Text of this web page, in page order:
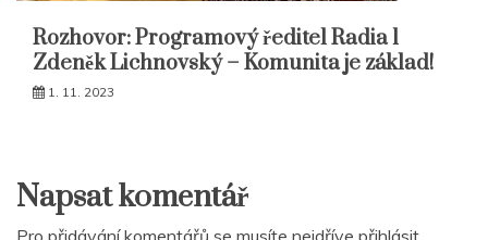
Rozhovor: Programový ředitel Radia 1
Zdeněk Lichnovský – Komunita je základ!
1. 11. 2023
Napsat komentář
Pro přidávání komentářů se musíte nejdříve přihlásit